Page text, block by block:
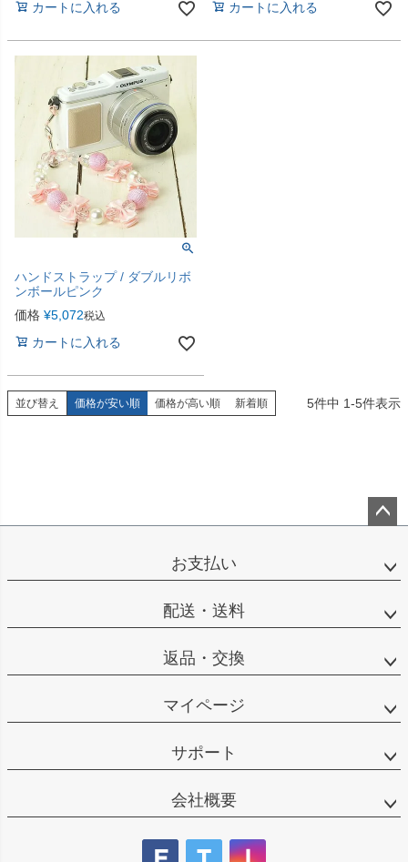
カートに入れる カートに入れる
ハンドストラップ / ダブルリボ
ンボールピンク
価格 ¥5,072税込
カートに入れる
並び替え 価格が安い順 価格が高い順 新着順 5件中 1-5件表示
ップ
お支払い
配送・送料
返品・交換
マイページ
サポート
会社概要